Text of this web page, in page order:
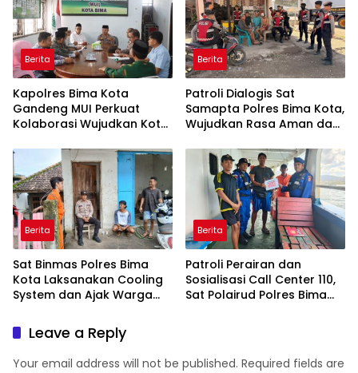
Berita
Kapolres Bima Kota
Gandeng MUI Perkuat
Kolaborasi Wujudkan Kota
Berita
Patroli Dialogis Sat
Samapta Polres Bima Kota,
Wujudkan Rasa Aman dan
Kamtibmas
Berita
Sat Binmas Polres Bima
Kota Laksanakan Cooling
System dan Ajak Warga
Sambut HUT RI Ke-81
Berita
Patroli Perairan dan
Sosialisasi Call Center 110,
Sat Polairud Polres Bima
Leave a Reply
Your email address will not be published. Required fields are